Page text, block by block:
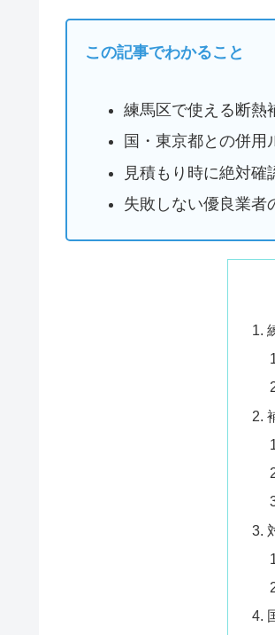
この記事でわかること
練馬区で使える断熱
国・東京都との併用
見積もり時に絶対確
失敗しない優良業者